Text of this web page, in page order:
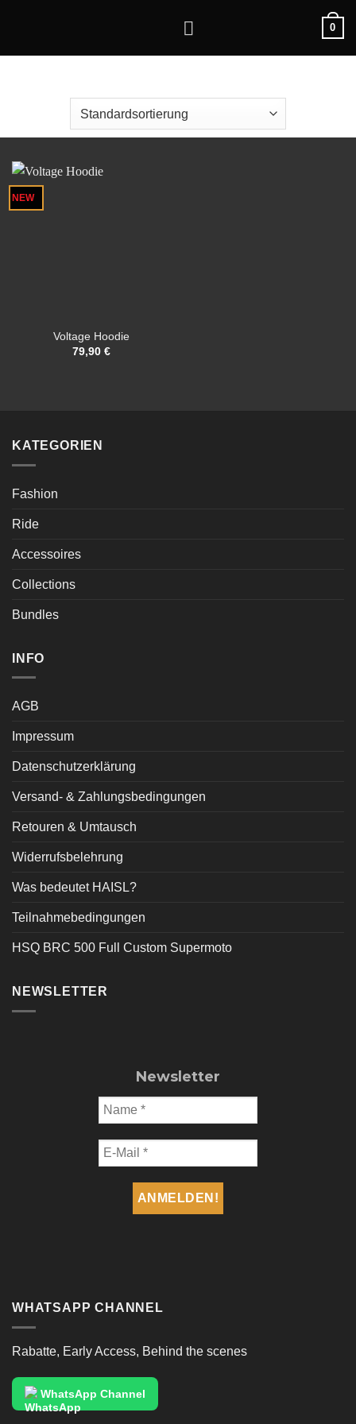
0
NEW
Voltage Hoodie
79,90 €
KATEGORIEN
Fashion
Ride
Accessoires
Collections
Bundles
INFO
AGB
Impressum
Datenschutzerklärung
Versand- & Zahlungsbedingungen
Retouren & Umtausch
Widerrufsbelehrung
Was bedeutet HAISL?
Teilnahmebedingungen
HSQ BRC 500 Full Custom Supermoto
NEWSLETTER
Newsletter
WHATSAPP CHANNEL
Rabatte, Early Access, Behind the scenes
WhatsApp Channel